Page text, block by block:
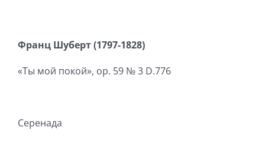
Франц Шуберт (1797-1828)
«Ты мой покой», op. 59 № 3 D.776
Серенада